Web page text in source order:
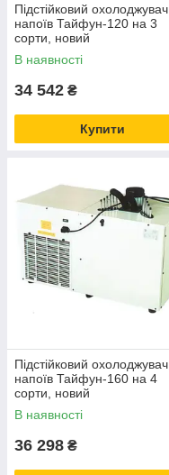
Підстійковий охолоджувач
напоїв Тайфун-120 на 3
сорти, новий
В наявності
34 542 ₴
Купити
Підстійковий охолоджувач
напоїв Тайфун-160 на 4
сорти, новий
В наявності
36 298 ₴